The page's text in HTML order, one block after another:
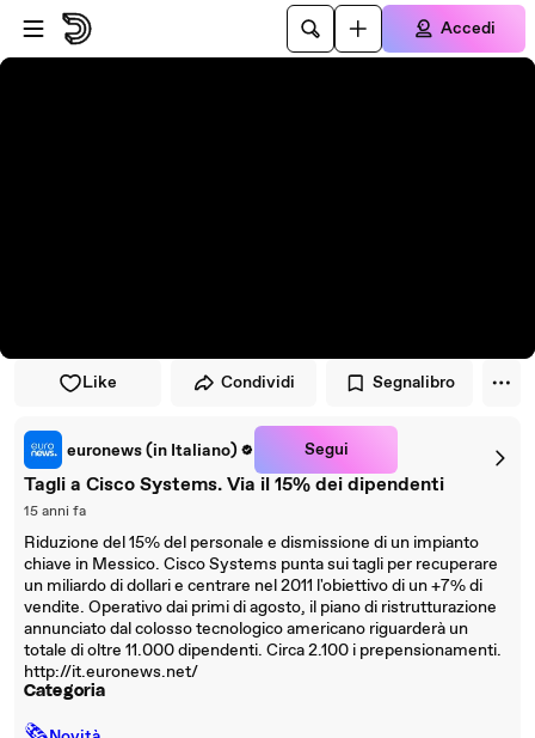
Vai al lettore
Passa al contenuto principale
Accedi
Like Condividi Segnalibro
euronews (in Italiano) Segui
Tagli a Cisco Systems. Via il 15% dei dipendenti
15 anni fa
Riduzione del 15% del personale e dismissione di un impianto
chiave in Messico. Cisco Systems punta sui tagli per recuperare
un miliardo di dollari e centrare nel 2011 l'obiettivo di un +7% di
vendite. Operativo dai primi di agosto, il piano di ristrutturazione
annunciato dal colosso tecnologico americano riguarderà un
totale di oltre 11.000 dipendenti. Circa 2.100 i prepensionamenti.
http://it.euronews.net/
Categoria